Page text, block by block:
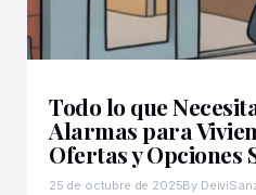
Todo lo que
Alarmas para
Ofertas y Opciones
25 de octubre de 2025By